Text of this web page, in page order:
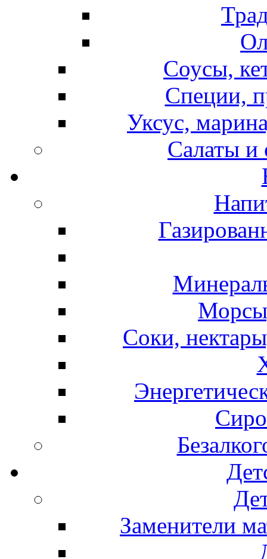
Соусы,
Специи,
Уксус,
Салаты и
Соки,
Заменители